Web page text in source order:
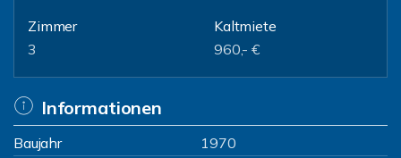
Zimmer
3
Kaltmiete
960,- €
Informationen
Baujahr
1970